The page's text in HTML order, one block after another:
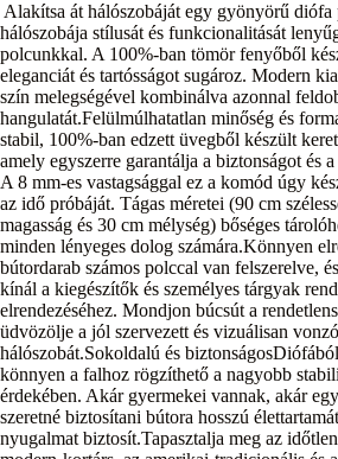
Alakítsa át hálószobáját egy gyönyörű
hálószobája stílusát és funkcionalitását
polcunkkal. A 100%-ban tömör fenyőből
eleganciát és tartósságot sugároz. Modern
szín melegségével kombinálva azonnal
hangulatát.Felülmúlhatatlan minőség és
stabil, 100%-ban edzett üvegből készült
amely egyszerre garantálja a biztonságot és
A 8 mm-es vastagsággal ez a komód úgy
az idő próbáját. Tágas méretei (90 cm
magasság és 30 cm mélység) bőséges
minden lényeges dolog számára.Könnyen
bútordarab számos polccal van felszerelve,
kínál a kiegészítők és személyes tárgyak
elrendezéséhez. Mondjon búcsút a
üdvözölje a jól szervezett és vizuálisan vonzó
hálószobát.Sokoldalú és
könnyen a falhoz rögzíthető a nagyobb
érdekében. Akár gyermekei vannak, akár
szeretné biztosítani bútora hosszú
nyugalmat biztosít.Tapasztalja meg az